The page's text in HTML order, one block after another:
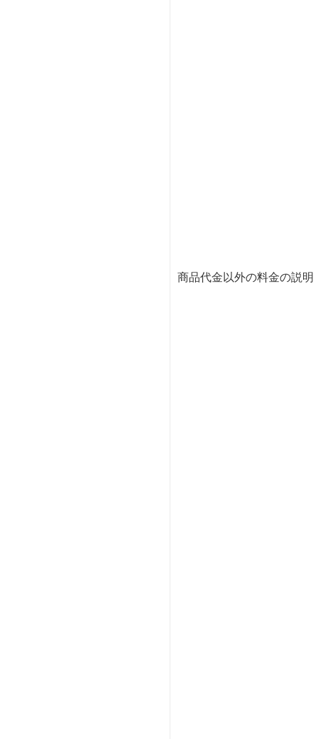
商品代金以外の料金の説明